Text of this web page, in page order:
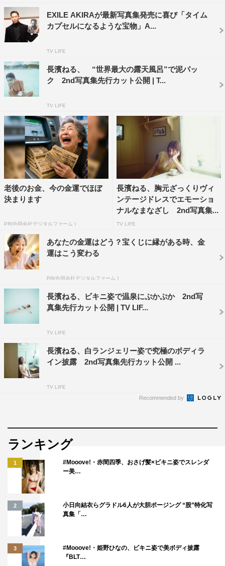
「EXISTENCE 実存」EXILE AKIRA
なお、本写真集をEXILE TRIBE STATION ONLINE
バーバージョン）を購入すると、「
EXISTENCE
ドキュメンタリー映像を見られる
コードが付属。
EXILE AKIRAが本音を語っている、貴重なインタビューは
必見だ。また、書店やAmazon
などのネット書店での購入
の場合は、数量限定でポストカードが付録となる。
発売に当たり、長濱は「彼から感じる、良い意味での“不
良感”と奥にある“やさしさ”を引き出したい。人間“
EXILE
を。
EXILE AKIRAも、「敬愛する長濱先生と写真集を作らせて
いただきました。AKIRA という人間の“魂”と“塊”を、ここ
まで克明に捉えた写真集が世に出ることは、この先もうな
いと思います」と自信をのぞかせた。
EXILE AKIRA
TEASER♯1
発売情報
EXILE AKIRAが最新写真集発売に喜び「タイム
カプセルになるような宝物」A...
TV LIFE
長濱ねる、 “世界最大の露天風呂”で泥パッ
ク 2nd写真集先行カット公開 | T...
TV LIFE
老後のお金、今の金運でほぼ
決まります
PR(合同会社デジタルファーム )
長濱ねる、胸元ざっくりヴィ
ンテージドレスでエモーショ
ナルなまなざし 2nd写真集...
TV LIFE
あなたの金運はどう？宝くじに縁がある時、金
運はこう変わる
PR(合同会社デジタルファーム )
長濱ねる、ビキニ姿で温泉にぷかぷか 2nd写
真集先行カット公開 | TV LIF...
TV LIFE
長濱ねる、白ランジェリー姿で究極のボディラ
イン披露 2nd写真集先行カット公開 ...
TV LIFE
Recommended by
ランキング
1
#Mooove!・赤間四季、おさげ髪×ビキニ姿でスレンダ
ー美…
2
小日向結衣らグラドル6人が大胆ポージング “股”特化写
真集「…
3
#Mooove!・姫野ひなの、ビキニ姿で美ボディ披露
『BLT…